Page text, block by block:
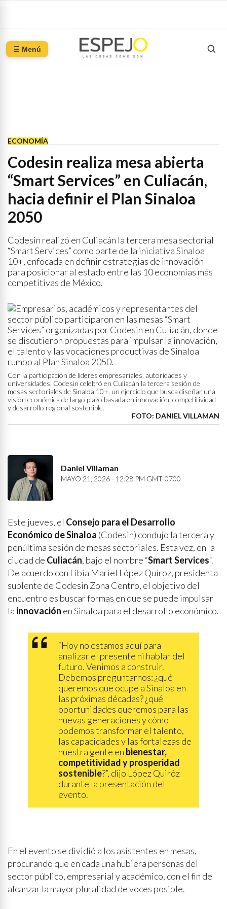
☰ Menú
ECONOMÍA
Codesin realiza mesa abierta
“Smart Services” en Culiacán,
hacia definir el Plan Sinaloa
2050
Codesin realizó en Culiacán la tercera mesa sectorial
“Smart Services” como parte de la iniciativa Sinaloa
10+, enfocada en definir estrategias de innovación
para posicionar al estado entre las 10 economías más
competitivas de México.
Con la participación de líderes empresariales, autoridades y
universidades, Codesin celebró en Culiacán la tercera sesión de
mesas sectoriales de Sinaloa 10+, un ejercicio que busca diseñar una
visión económica de largo plazo basada en innovación, competitividad
y desarrollo regional sostenible.
FOTO: DANIEL VILLAMAN
Daniel Villaman
MAYO 21, 2026 - 12:28 PM GMT-0700
Este jueves, el Consejo para el Desarrollo
Económico de Sinaloa (Codesin) condujo la tercera y
penúltima sesión de mesas sectoriales. Esta vez, en la
ciudad de Culiacán, bajo el nombre “Smart Services“.
De acuerdo con Libia Mariel López Quiroz, presidenta
suplente de Codesin Zona Centro, el objetivo del
encuentro es buscar formas en que se puede impulsar
la innovación en Sinaloa para el desarrollo económico.
“Hoy no estamos aquí para
analizar el presente ni hablar del
futuro. Venimos a construir.
Debemos preguntarnos: ¿qué
queremos que ocupe a Sinaloa en
las próximas décadas? ¿qué
oportunidades queremos para las
nuevas generaciones y cómo
podemos transformar el talento,
las capacidades y las fortalezas de
nuestra gente en bienestar,
competitividad y prosperidad
sostenible?”, dijo López Quiróz
durante la presentación del
evento.
En el evento se dividió a los asistentes en mesas,
procurando que en cada una hubiera personas del
sector público, empresarial y académico, con el fin de
alcanzar la mayor pluralidad de voces posible.